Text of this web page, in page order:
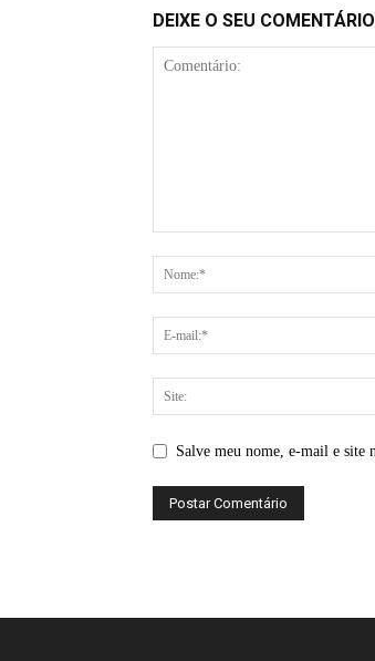
DEIXE O SEU COMENTÁRIO
Salve meu nome, e-mail e site